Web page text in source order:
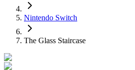
Nintendo Switch
The Glass Staircase